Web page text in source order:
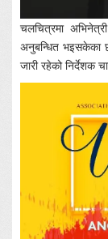
चलचित्रमा
अनुबन्धित भइसकेका
जारी रहेको निर्देशक